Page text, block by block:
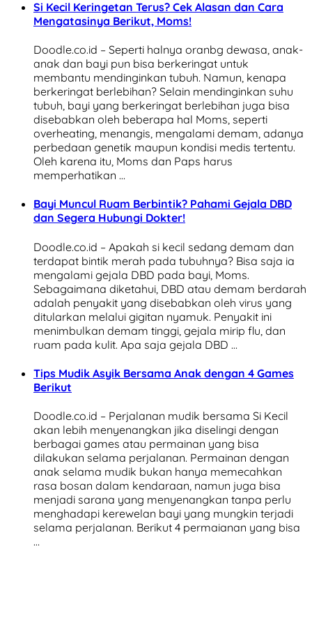
Si Kecil Keringetan Terus? Cek Alasan dan Cara
Mengatasinya Berikut, Moms!
Doodle.co.id – Seperti halnya oranbg dewasa, anak-
anak dan bayi pun bisa berkeringat untuk
membantu mendinginkan tubuh. Namun, kenapa
berkeringat berlebihan? Selain mendinginkan suhu
tubuh, bayi yang berkeringat berlebihan juga bisa
disebabkan oleh beberapa hal Moms, seperti
overheating, menangis, mengalami demam, adanya
perbedaan genetik maupun kondisi medis tertentu.
Oleh karena itu, Moms dan Paps harus
memperhatikan …
Bayi Muncul Ruam Berbintik? Pahami Gejala DBD
dan Segera Hubungi Dokter!
Doodle.co.id – Apakah si kecil sedang demam dan
terdapat bintik merah pada tubuhnya? Bisa saja ia
mengalami gejala DBD pada bayi, Moms.
Sebagaimana diketahui, DBD atau demam berdarah
adalah penyakit yang disebabkan oleh virus yang
ditularkan melalui gigitan nyamuk. Penyakit ini
menimbulkan demam tinggi, gejala mirip flu, dan
ruam pada kulit. Apa saja gejala DBD …
Tips Mudik Asyik Bersama Anak dengan 4 Games
Berikut
Doodle.co.id – Perjalanan mudik bersama Si Kecil
akan lebih menyenangkan jika diselingi dengan
berbagai games atau permainan yang bisa
dilakukan selama perjalanan. Permainan dengan
anak selama mudik bukan hanya memecahkan
rasa bosan dalam kendaraan, namun juga bisa
menjadi sarana yang menyenangkan tanpa perlu
menghadapi kerewelan bayi yang mungkin terjadi
selama perjalanan. Berikut 4 permaianan yang bisa
…